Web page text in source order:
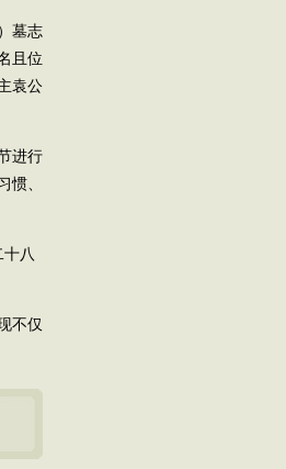
墓志
且位
袁公
进行
惯、
八
不仅